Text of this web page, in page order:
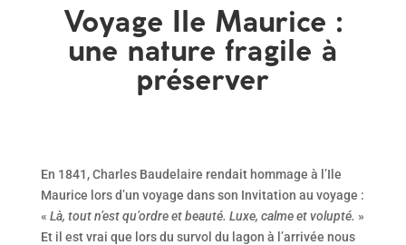
Voyage Ile Maurice :
une nature fragile à
préserver
En 1841, Charles Baudelaire rendait hommage à l’Ile
Maurice lors d’un voyage dans son Invitation au voyage :
« Là, tout n’est qu’ordre et beauté. Luxe, calme et volupté. »
Et il est vrai que lors du survol du lagon à l’arrivée nous